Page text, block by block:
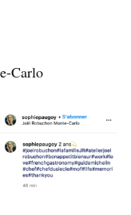
Carlo